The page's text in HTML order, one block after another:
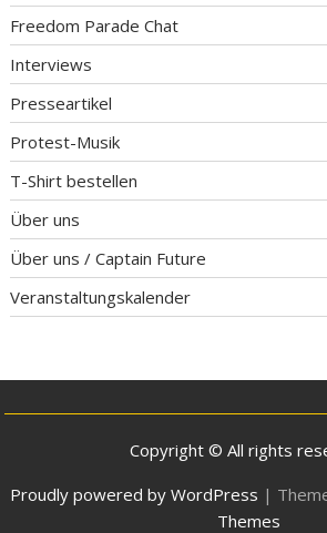
Freedom Parade Chat
Interviews
Presseartikel
Protest-Musik
T-Shirt bestellen
Über uns
Über uns / Captain Future
Veranstaltungskalender
Copyright © All rights
Proudly powered by WordPress |
Themes